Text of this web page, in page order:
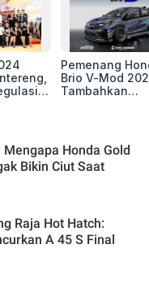
Pemenang
Brio V-Mod
Tambahkan
Honda Gold
Bikin Ciut Saat
Raja Hot Hatch:
A 45 S Final